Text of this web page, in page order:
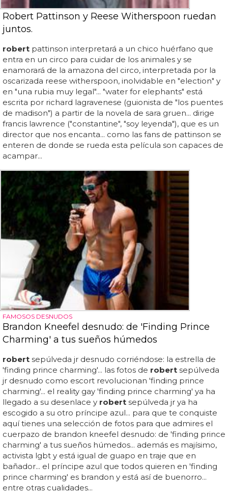
Robert Pattinson y Reese Witherspoon ruedan
juntos.
robert pattinson interpretará a un chico huérfano que
entra en un circo para cuidar de los animales y se
enamorará de la amazona del circo, interpretada por la
oscarizada reese witherspoon, inolvidable en "election" y
en "una rubia muy legal"... "water for elephants" está
escrita por richard lagravenese (guionista de "los puentes
de madison") a partir de la novela de sara gruen... dirige
francis lawrence ("constantine", "soy leyenda"), que es un
director que nos encanta... como las fans de pattinson se
enteren de donde se rueda esta película son capaces de
acampar...
FAMOSOS DESNUDOS
Brandon Kneefel desnudo: de 'Finding Prince
Charming' a tus sueños húmedos
robert sepúlveda jr desnudo corriéndose: la estrella de
'finding prince charming'... las fotos de robert sepúlveda
jr desnudo como escort revolucionan 'finding prince
charming'... el reality gay 'finding prince charming' ya ha
llegado a su desenlace y robert sepúlveda jr ya ha
escogido a su otro príncipe azul... para que te conquiste
aquí tienes una selección de fotos para que admires el
cuerpazo de brandon kneefel desnudo: de 'finding prince
charming' a tus sueños húmedos... además es majísimo,
activista lgbt y está igual de guapo en traje que en
bañador... el príncipe azul que todos quieren en 'finding
prince charming' es brandon y está así de buenorro...
entre otras cualidades...